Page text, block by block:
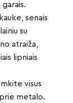
senais
su
atraiža,
lipniais
visus
metalo.